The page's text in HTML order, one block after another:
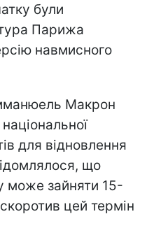
були
Парижа
навмисного
Макрон
для відновлення
що
може зайняти 15-
цей термін